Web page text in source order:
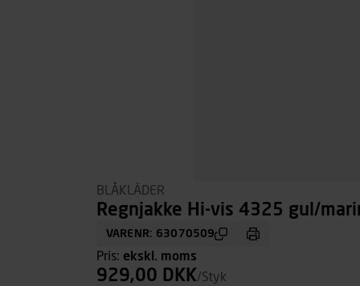
BLÅKLÄDER
Regnjakke Hi-vis 4325 gul/
VARENR: 63070509
Pris: ekskl. moms
929,00 DKK/Styk